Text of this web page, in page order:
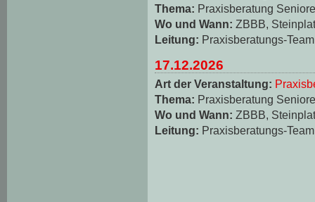
Thema: Praxisberatung
Wo und Wann: ZBBB,
Leitung: Praxisberatungs-Team
17.12.2026
Art der Veranstaltung:
Thema: Praxisberatung
Wo und Wann: ZBBB,
Leitung: Praxisberatungs-Team